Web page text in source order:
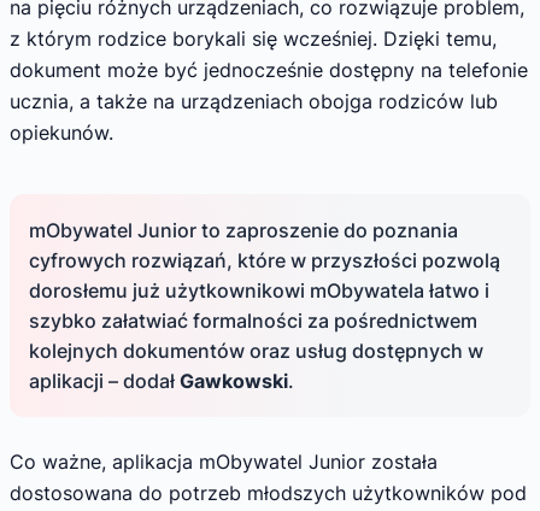
na pięciu różnych urządzeniach, co rozwiązuje problem,
z którym rodzice borykali się wcześniej. Dzięki temu,
dokument może być jednocześnie dostępny na telefonie
ucznia, a także na urządzeniach obojga rodziców lub
opiekunów.
mObywatel Junior to zaproszenie do poznania
cyfrowych rozwiązań, które w przyszłości pozwolą
dorosłemu już użytkownikowi mObywatela łatwo i
szybko załatwiać formalności za pośrednictwem
kolejnych dokumentów oraz usług dostępnych w
aplikacji – dodał Gawkowski.
Co ważne, aplikacja mObywatel Junior została
dostosowana do potrzeb młodszych użytkowników pod